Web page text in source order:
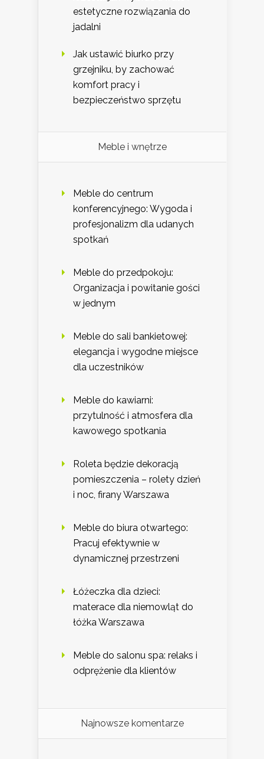
estetyczne rozwiązania do
jadalni
Jak ustawić biurko przy
grzejniku, by zachować
komfort pracy i
bezpieczeństwo sprzętu
Meble i wnętrze
Meble do centrum
konferencyjnego: Wygoda i
profesjonalizm dla udanych
spotkań
Meble do przedpokoju:
Organizacja i powitanie gości
w jednym
Meble do sali bankietowej:
elegancja i wygodne miejsce
dla uczestników
Meble do kawiarni:
przytulność i atmosfera dla
kawowego spotkania
Roleta będzie dekoracją
pomieszczenia – rolety dzień
i noc, firany Warszawa
Meble do biura otwartego:
Pracuj efektywnie w
dynamicznej przestrzeni
Łóżeczka dla dzieci:
materace dla niemowląt do
łóżka Warszawa
Meble do salonu spa: relaks i
odprężenie dla klientów
Najnowsze komentarze